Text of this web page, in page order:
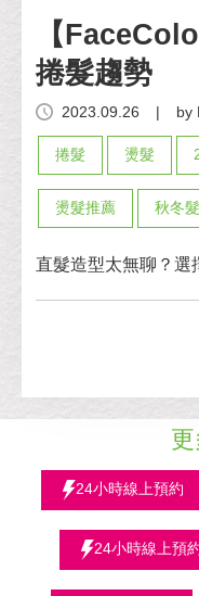
【
捲髮趨勢
2023.09.26 | by
捲髮 燙髮
燙髮推薦 秋冬
直髮造型太無聊？選
24小時線上預約
24小時線上預